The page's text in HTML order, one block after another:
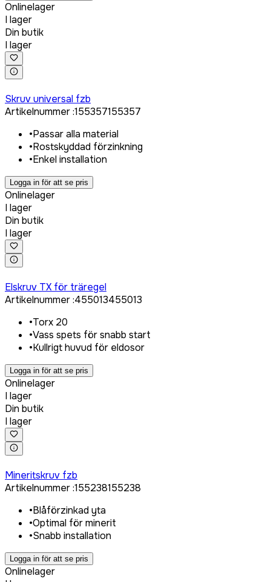
Onlinelager
I lager
Din butik
I lager
Skruv universal fzb
Artikelnummer:155357155357
•Passar alla material
•Rostskyddad förzinkning
•Enkel installation
Logga in för att se pris
Onlinelager
I lager
Din butik
I lager
Elskruv TX för träregel
Artikelnummer:455013455013
•Torx 20
•Vass spets för snabb start
•Kullrigt huvud för eldosor
Logga in för att se pris
Onlinelager
I lager
Din butik
I lager
Mineritskruv fzb
Artikelnummer:155238155238
•Blåförzinkad yta
•Optimal för minerit
•Snabb installation
Logga in för att se pris
Onlinelager